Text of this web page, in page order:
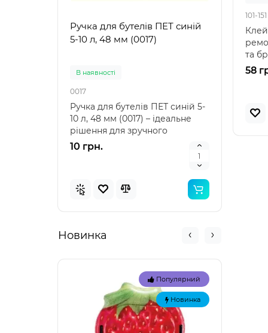
Ручка для бутелів ПЕТ синій
5-10 л, 48 мм (0017)
В наявностi
0017
Ручка для бутелів ПЕТ синій 5-
10 л, 48 мм (0017) – ідеальне
рішення для зручного
транспортування Ру..
10 грн.
5-10
В
10
Новинка
Популярний
Новинка
101-151
та
58